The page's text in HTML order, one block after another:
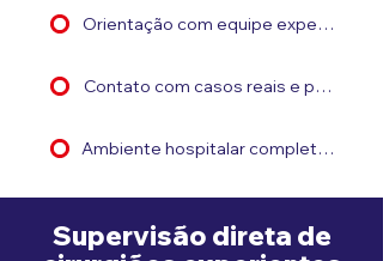
Orientação com equipe experiente
Contato com casos reais e
Ambiente hospitalar completo e
Supervisão direta de